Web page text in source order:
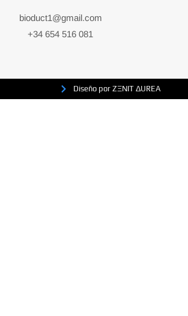
bioduct1@gmail.com
+34 654 516 081
Diseño por ZΞNIT ΔUREA